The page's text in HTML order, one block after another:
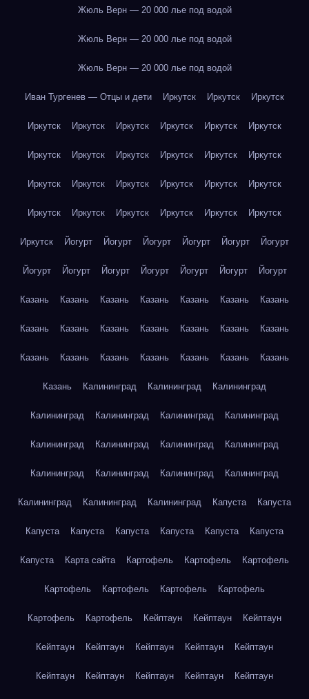
Жюль Верн — 20 000 лье под водой
Жюль Верн — 20 000 лье под водой
Жюль Верн — 20 000 лье под водой
Иван Тургенев — Отцы и дети Иркутск Иркутск Иркутск
Иркутск Иркутск Иркутск Иркутск Иркутск Иркутск
Иркутск Иркутск Иркутск Иркутск Иркутск Иркутск
Иркутск Иркутск Иркутск Иркутск Иркутск Иркутск
Иркутск Иркутск Иркутск Иркутск Иркутск Иркутск
Иркутск Йогурт Йогурт Йогурт Йогурт Йогурт Йогурт
Йогурт Йогурт Йогурт Йогурт Йогурт Йогурт Йогурт
Казань Казань Казань Казань Казань Казань Казань
Казань Казань Казань Казань Казань Казань Казань
Казань Казань Казань Казань Казань Казань Казань
Казань Калининград Калининград Калининград
Калининград Калининград Калининград Калининград
Калининград Калининград Калининград Калининград
Калининград Калининград Калининград Калининград
Калининград Калининград Калининград Капуста Капуста
Капуста Капуста Капуста Капуста Капуста Капуста
Капуста Карта сайта Картофель Картофель Картофель
Картофель Картофель Картофель Картофель
Картофель Картофель Кейптаун Кейптаун Кейптаун
Кейптаун Кейптаун Кейптаун Кейптаун Кейптаун
Кейптаун Кейптаун Кейптаун Кейптаун Кейптаун